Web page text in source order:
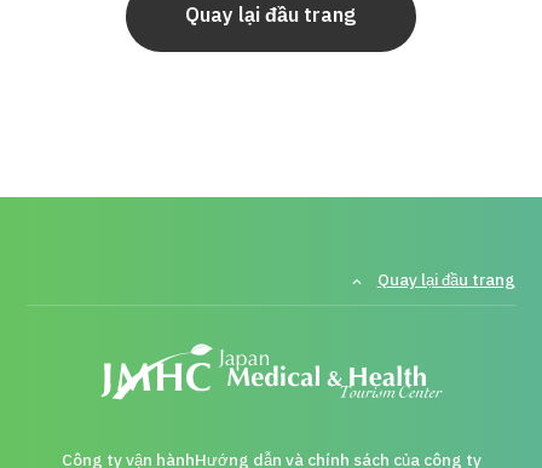
Quay lại đầu trang
Quay lại đầu trang
Công ty vận hànhHướng dẫn và chính sách của công ty